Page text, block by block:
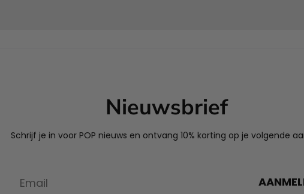
Nieuwsbrief
Schrijf je in voor POP nieuws en ontvang 10% korting op je volgende